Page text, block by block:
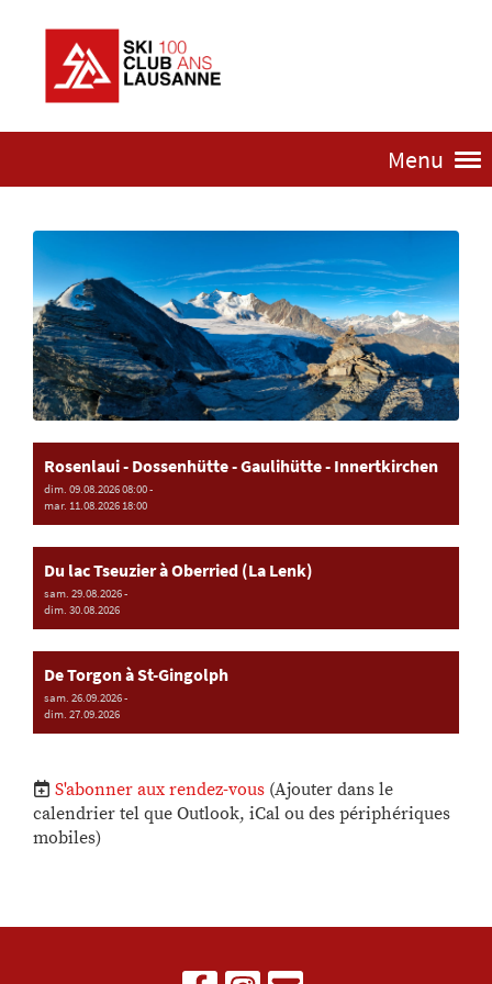
Menu
Rosenlaui - Dossenhütte - Gaulihütte - Innertkirchen
dim. 09.08.2026 08:00 -
mar. 11.08.2026 18:00
Du lac Tseuzier à Oberried (La Lenk)
sam. 29.08.2026 -
dim. 30.08.2026
De Torgon à St-Gingolph
sam. 26.09.2026 -
dim. 27.09.2026
S'abonner aux rendez-vous (Ajouter dans le
calendrier tel que Outlook, iCal ou des périphériques
mobiles)